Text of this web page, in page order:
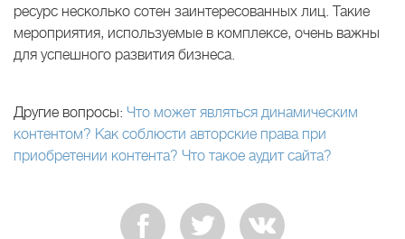
ресурс несколько сотен заинтересованных лиц. Такие
мероприятия, используемые в комплексе, очень важны
для успешного развития бизнеса.
Другие вопросы: Что может являться динамическим
контентом? Как соблюсти авторские права при
приобретении контента? Что такое аудит сайта?